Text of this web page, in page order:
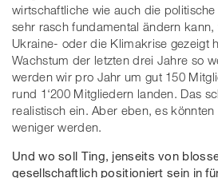
wirtschaftliche wie auch die
sehr rasch fundamental ändern
Ukraine- oder die Klimakrise gezeigt
Wachstum der letzten drei Jahre so
werden wir pro Jahr um gut 150
rund 1‘200 Mitgliedern landen. Das
realistisch ein. Aber eben, es
weniger werden.
Und wo soll Ting, jenseits von
gesellschaftlich positioniert sein in